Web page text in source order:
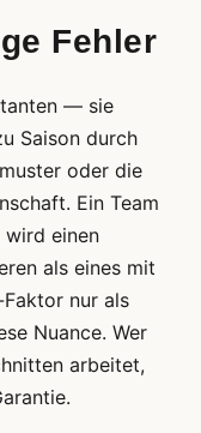
Fehler
— sie
Saison durch
oder die
Ein Team
wird einen
als eines mit
nur als
Nuance. Wer
arbeitet,